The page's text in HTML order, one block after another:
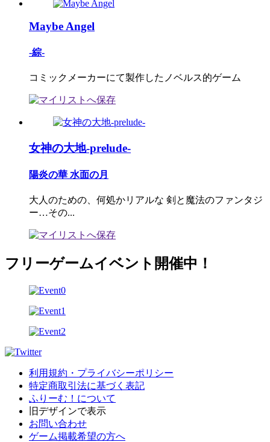
Maybe Angel
-綜-
コミックメーカーにて製作したノベルス的ゲーム
女神の大地-prelude-
陽炎の華 水面の月
大人のための、何処かリアルな 剣と魔法のファンタジ
ー…その...
フリーゲームイベント開催中！
利用規約・プライバシーポリシー
特定商取引法に基づく表記
ふりーむ！について
旧デザインで表示
お問い合わせ
ゲーム掲載希望の方へ